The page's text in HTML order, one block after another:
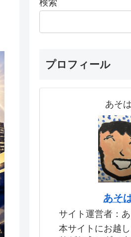
検索
プロフィール
あそ
あそ
サイト運営者：
本サイトにお越